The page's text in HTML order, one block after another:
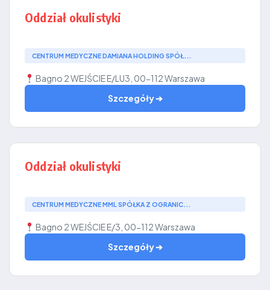
Oddział okulistyki
CENTRUM MEDYCZNE DAMIANA HOLDING SPÓŁ...
Bagno 2 WEJŚCIE E/LU3, 00-112 Warszawa
Szczegóły ➔
Oddział okulistyki
CENTRUM MEDYCZNE MML SPÓŁKA Z OGRANIC...
Bagno 2 WEJŚCIE E/3, 00-112 Warszawa
Szczegóły ➔